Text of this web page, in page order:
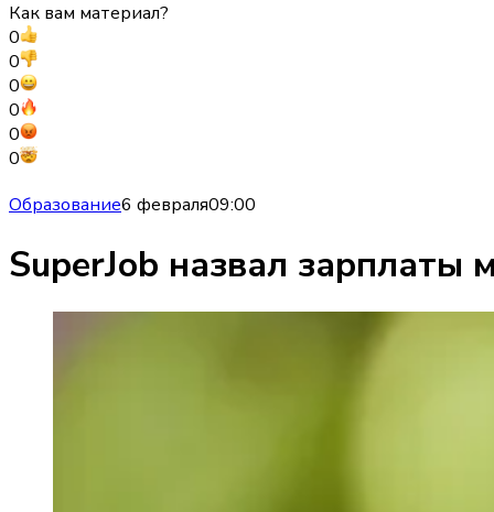
Как вам материал?
0
0
0
0
0
0
Образование6 февраля09:00
SuperJob назвал зарплаты